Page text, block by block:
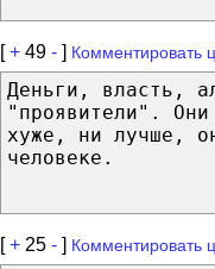
[+ 49 - ] Комментировать
Деньги, власть,
"проявители".
хуже, ни лучше,
человеке.
[+ 25 - ] Комментировать